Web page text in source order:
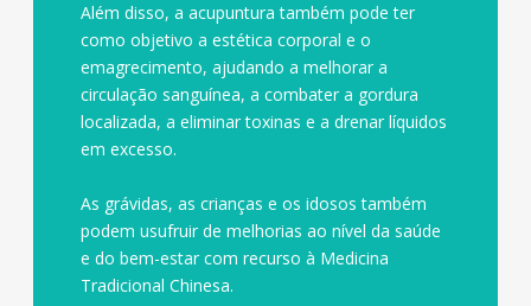
Além disso, a acupuntura também pode ter
como objetivo a estética corporal e o
emagrecimento, ajudando a melhorar a
circulação sanguínea, a combater a gordura
localizada, a eliminar toxinas e a drenar líquidos
em excesso.
As grávidas, as crianças e os idosos também
podem usufruir de melhorias ao nível da saúde
e do bem-estar com recurso à Medicina
Tradicional Chinesa.